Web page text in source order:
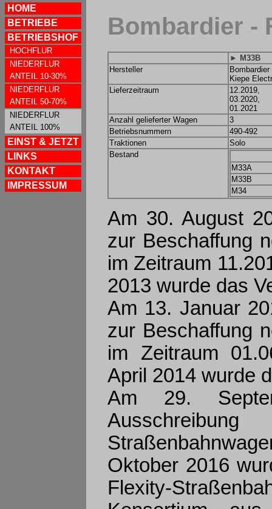
HOME
BETRIEBE
BETRIEBSHOF
HOCHFLUR
NIEDERFLUR
ANTEIL 10-30%
NIEDERFLUR
ANTEIL 50-70%
NIEDERFLUR
ANTEIL 100%
EINST & JETZT
LINKS
KONTAKT
IMPRESSUM
Bombardier -
► M33B
Hersteller
Bombardier
Kiepe
Lieferzeitraum
12.2019,
03.2020,
01.2021
Anzahl gelieferter Wagen
3
Betriebsnummern
490-492
Traktionen
Solo
Bestand
M33A
M33B
M34
Am 30. August
zur Beschaffung
im Zeitraum
2013 wurde das
Am 13. Januar
zur Beschaffung
im Zeitraum
April 2014 wurde
Am 29.
Oktober 2016
Flexity-